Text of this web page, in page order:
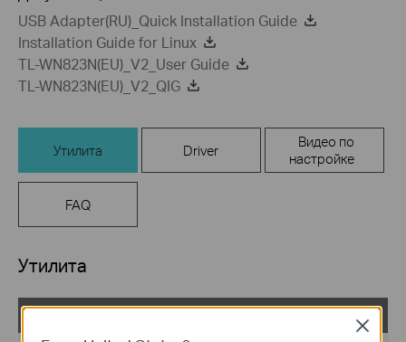
USB Adapter(RU)_Quick Installation Guide
Installation Guide for Linux
TL-WN823N(EU)_V2_User Guide
TL-WN823N(EU)_V2_QIG
Утилита Driver
Видео по
настройке
FAQ
Утилита
Close